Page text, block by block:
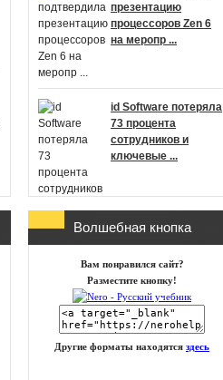
презентацию
процессоров Zen 6
на меропр ...
id Software потеряла
73 процента
сотрудников и
ключевые ...
анонсировала новые
игры в Xbox Game
Pass на п ...
Волшебная кнопка
Вам понравился сайт?
Разместите кнопку!
Другие форматы находятся здесь